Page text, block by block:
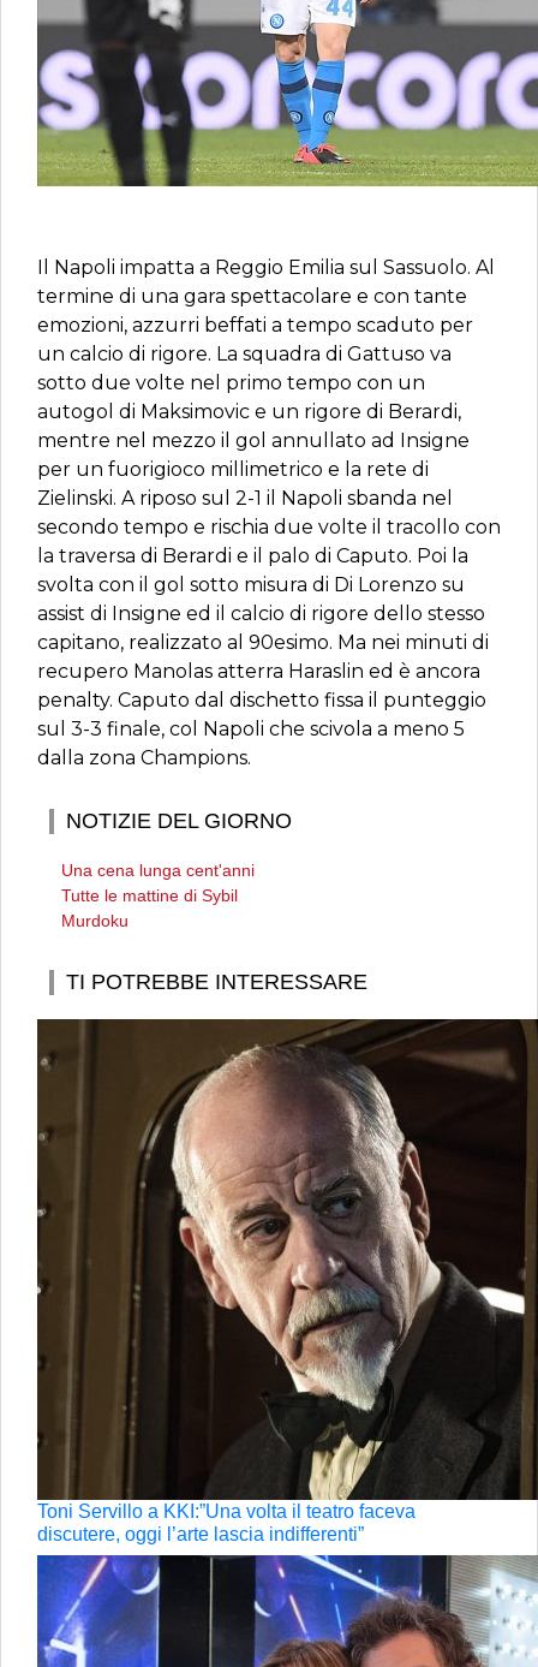
Il Napoli impatta a Reggio Emilia sul Sassuolo. Al
termine di una gara spettacolare e con tante
emozioni, azzurri beffati a tempo scaduto per
un calcio di rigore. La squadra di Gattuso va
sotto due volte nel primo tempo con un
autogol di Maksimovic e un rigore di Berardi,
mentre nel mezzo il gol annullato ad Insigne
per un fuorigioco millimetrico e la rete di
Zielinski. A riposo sul 2-1 il Napoli sbanda nel
secondo tempo e rischia due volte il tracollo con
la traversa di Berardi e il palo di Caputo. Poi la
svolta con il gol sotto misura di Di Lorenzo su
assist di Insigne ed il calcio di rigore dello stesso
capitano, realizzato al 90esimo. Ma nei minuti di
recupero Manolas atterra Haraslin ed è ancora
penalty. Caputo dal dischetto fissa il punteggio
sul 3-3 finale, col Napoli che scivola a meno 5
dalla zona Champions.
NOTIZIE DEL GIORNO
Una cena lunga cent'anni
Tutte le mattine di Sybil
Murdoku
TI POTREBBE INTERESSARE
Toni Servillo a KKI:”Una volta il teatro faceva
discutere, oggi l’arte lascia indifferenti”